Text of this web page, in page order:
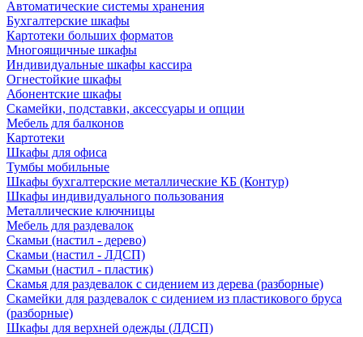
Автоматические системы хранения
Бухгалтерские шкафы
Картотеки больших форматов
Многоящичные шкафы
Индивидуальные шкафы кассира
Огнестойкие шкафы
Абонентские шкафы
Скамейки, подставки, аксессуары и опции
Мебель для балконов
Картотеки
Шкафы для офиса
Тумбы мобильные
Шкафы бухгалтерские металлические КБ (Контур)
Шкафы индивидуального пользования
Металлические ключницы
Мебель для раздевалок
Скамьи (настил - дерево)
Скамьи (настил - ЛДСП)
Скамьи (настил - пластик)
Скамья для раздевалок с сидением из дерева (разборные)
Скамейки для раздевалок с сидением из пластикового бруса
(разборные)
Шкафы для верхней одежды (ЛДСП)